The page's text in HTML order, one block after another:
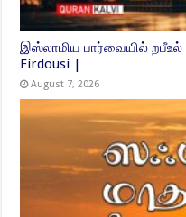
இஸ்லாமிய பார்வையில்
Firdousi |
August 7, 2026